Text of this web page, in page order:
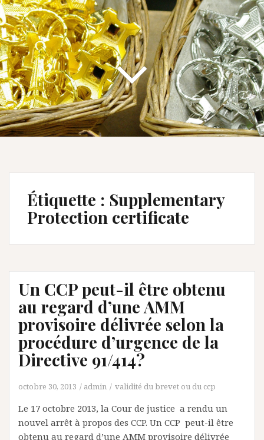
Étiquette : Supplementary
Protection certificate
Un CCP peut-il être obtenu
au regard d’une AMM
provisoire délivrée selon la
procédure d’urgence de la
Directive 91/414?
octobre 30, 2013 admin validité du brevet ou du ccp
Le 17 octobre 2013, la Cour de justice a rendu un
nouvel arrêt à propos des CCP. Un CCP peut-il être
obtenu au regard d’une AMM provisoire délivrée